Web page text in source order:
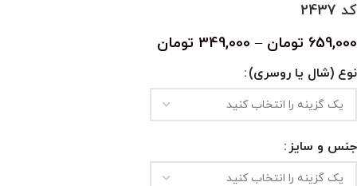
کد 2437
659,000 تومان –
349,000 تومان
نوع (شال یا روسری)
جنس و سایز